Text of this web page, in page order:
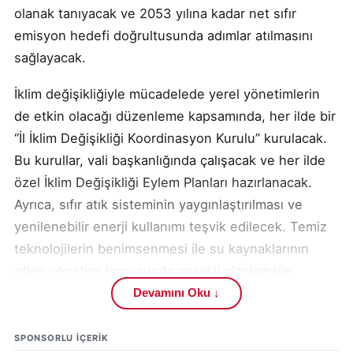
olanak tanıyacak ve 2053 yılına kadar net sıfır
emisyon hedefi doğrultusunda adımlar atılmasını
sağlayacak.
İklim değişikliğiyle mücadelede yerel yönetimlerin
de etkin olacağı düzenleme kapsamında, her ilde bir
“İl İklim Değişikliği Koordinasyon Kurulu” kurulacak.
Bu kurullar, vali başkanlığında çalışacak ve her ilde
özel İklim Değişikliği Eylem Planları hazırlanacak.
Ayrıca, sıfır atık sisteminin yaygınlaştırılması ve
yenilenebilir enerji kullanımı teşvik edilecek. Temiz
teknolojilerin benimsenmesi ile su kaynaklarının
Meclis komisyonlarında da hareketli bir hafta
bekliyor. Bolu Kartalkaya’daki otel yangınını araştıran
Devamını Oku ↓
SPONSORLU IÇERIK